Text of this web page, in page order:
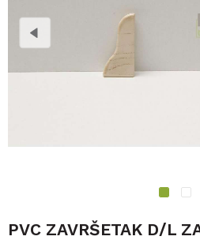
1 2
PVC ZAVRŠETAK D/L